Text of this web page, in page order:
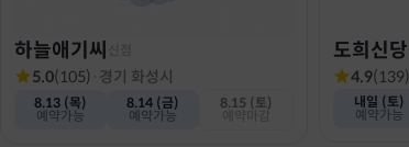
하늘애기씨
5.0(105) · 경기 화성시
8.13 (목)
예약가능
8.14 (금)
예약가능
8.15 (토)
도희신당
4.9(139)
내일 (토)
예약가능